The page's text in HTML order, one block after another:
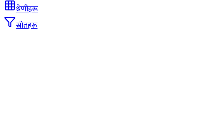
श्रेणीहरू
स्रोतहरू